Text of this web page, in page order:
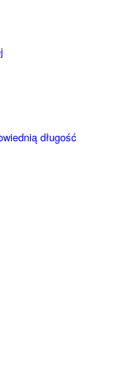
długość